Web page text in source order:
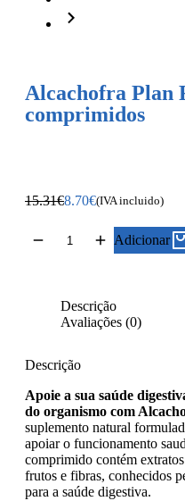
Alcachofra Plan
comprimidos
15.31€8.70€(IVA incluido)
Adicionar
Descrição
Avaliações (0)
Descrição
Apoie a sua saúde
do organismo com
suplemento natural
apoiar o funcionamento
comprimido contém
frutos e fibras, conhecidos
para a saúde digestiva.